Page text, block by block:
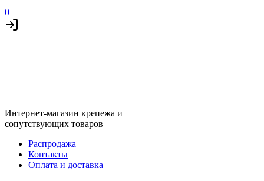
0
Интернет-магазин крепежа и
сопутствующих товаров
Распродажа
Контакты
Оплата и доставка